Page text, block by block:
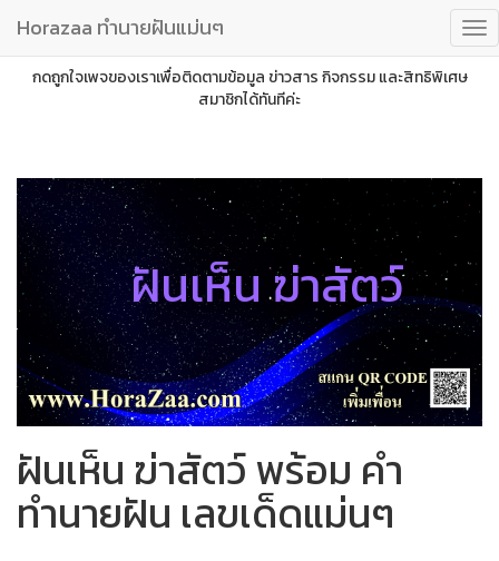
Horazaa ทำนายฝันแม่นๆ
กดถูกใจเพจของเราเพื่อติดตามข้อมูล ข่าวสาร กิจกรรม และสิทธิพิเศษ
สมาชิกได้ทันทีค่ะ
ฝันเห็น ฆ่าสัตว์
ฝันเห็น ฆ่าสัตว์ พร้อม คำ
ทำนายฝัน เลขเด็ดแม่นๆ